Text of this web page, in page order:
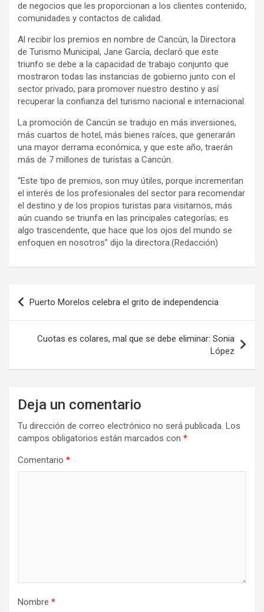
de negocios que les proporcionan a los clientes contenido,
comunidades y contactos de calidad.
Al recibir los premios en nombre de Cancún, la Directora
de Turismo Municipal, Jane García, declaró que este
triunfo se debe a la capacidad de trabajo conjunto que
mostraron todas las instancias de gobierno junto con el
sector privado, para promover nuestro destino y así
recuperar la confianza del turismo nacional e internacional.
La promoción de Cancún se tradujo en más inversiones,
más cuartos de hotel, más bienes raíces, que generarán
una mayor derrama económica, y que este año, traerán
más de 7 millones de turistas a Cancún.
“Este tipo de premios, son muy útiles, porque incrementan
el interés de los profesionales del sector para recomendar
el destino y de los propios turistas para visitarnos, más
aún cuando se triunfa en las principales categorías; es
algo trascendente, que hace que los ojos del mundo se
enfoquen en nosotros” dijo la directora.(Redacción)
Navegación
de
entradas
Puerto Morelos celebra el grito de independencia
Cuotas es colares, mal que se debe eliminar: Sonia
López
Deja un comentario
Tu dirección de correo electrónico no será publicada. Los
campos obligatorios están marcados con *
Comentario *
Nombre *